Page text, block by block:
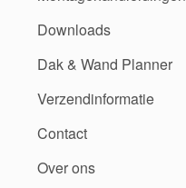
Downloads
Dak & Wand Planner
Verzendinformatie
Contact
Over ons